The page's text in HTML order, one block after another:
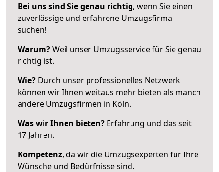
Bei uns sind Sie genau richtig, wenn Sie einen
zuverlässige und erfahrene Umzugsfirma
suchen!
Warum?Weil unser Umzugsservice für Sie genau
richtig ist.
Wie? Durch unser professionelles Netzwerk
können wir Ihnen weitaus mehr bieten als manch
andere Umzugsfirmen in Köln.
Was wir Ihnen bieten? Erfahrung und das seit
17 Jahren.
Kompetenz, da wir die Umzugsexperten für Ihre
Wünsche und Bedürfnisse sind.